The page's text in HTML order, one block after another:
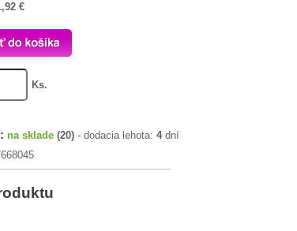
€
Ks.
na sklade (20) - dodacia lehota: 4dní